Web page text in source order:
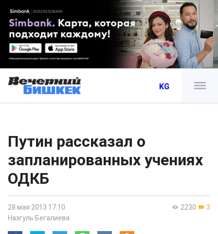
KG
Путин рассказал о
запланированных учениях
ОДКБ
2230 3
28 мая 2013 17:10
Назгуль Бегалиева